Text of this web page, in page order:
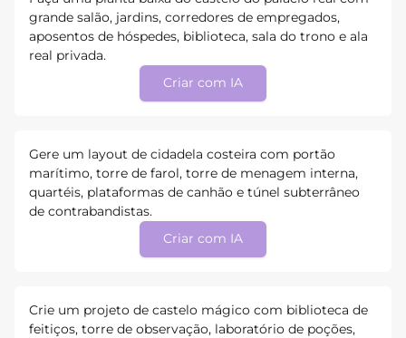
grande salão, jardins, corredores de empregados,
aposentos de hóspedes, biblioteca, sala do trono e ala
real privada.
Criar com IA
Gere um layout de cidadela costeira com portão
marítimo, torre de farol, torre de menagem interna,
quartéis, plataformas de canhão e túnel subterrâneo
de contrabandistas.
Criar com IA
Crie um projeto de castelo mágico com biblioteca de
feitiços, torre de observação, laboratório de poções,